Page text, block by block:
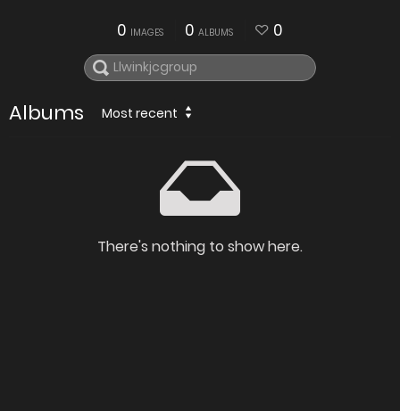
0 IMAGES 0 ALBUMS 0
Albums Most recent
There's nothing to show here.